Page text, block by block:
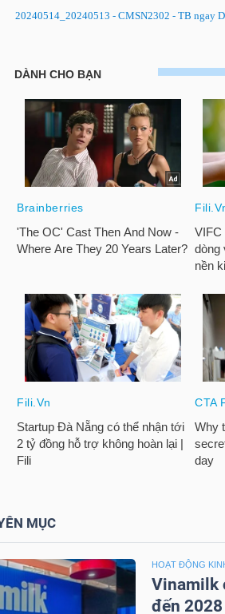
20240514_20240513 - CMSN2302 - TB ngay
CMSN2302: Thông báo về
MỤC
HOẠT ĐỘNG
Vinamilk
đến 2028